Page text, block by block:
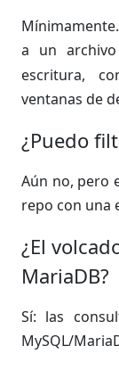
a un
escritura,
ventanas de
¿Puedo
Aún no, pero
repo con una
¿El
MariaDB?
Sí: las
MySQL/